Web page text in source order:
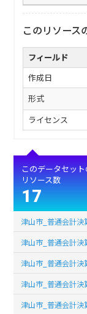
このリソース
フィールド
作成日
形式
ライセンス
このデータセッ
リソース数
17
津山市_普通会計
津山市_普通会計
津山市_普通会計
津山市_普通会計
津山市_普通会計